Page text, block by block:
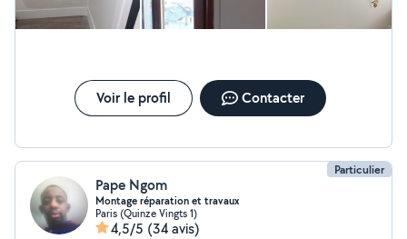
Voir le profil Contacter
Particulier
Pape Ngom
Montage réparation et travaux
Paris (Quinze Vingts 1)
4,5/5 (34 avis)